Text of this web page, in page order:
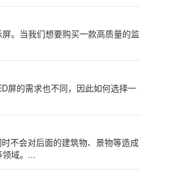
。当我们想要购买一款高质量的监
屏的需求也不同，因此如何选择一
不会对后面的建筑物、景物等造成
域。...